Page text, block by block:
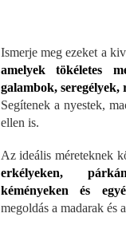
Ismerje meg ezeket a
amelyek tökéletes
galambok, seregélyek,
Segítenek a nyestek,
ellen is.
Az ideális méreteknek
erkélyeken,
kéményeken és
megoldás a madarak és a